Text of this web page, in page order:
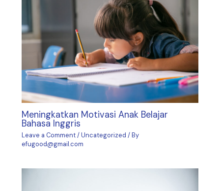
Meningkatkan Motivasi Anak Belajar
Bahasa Inggris
Leave a Comment/Uncategorized / By
efugood@gmail.com